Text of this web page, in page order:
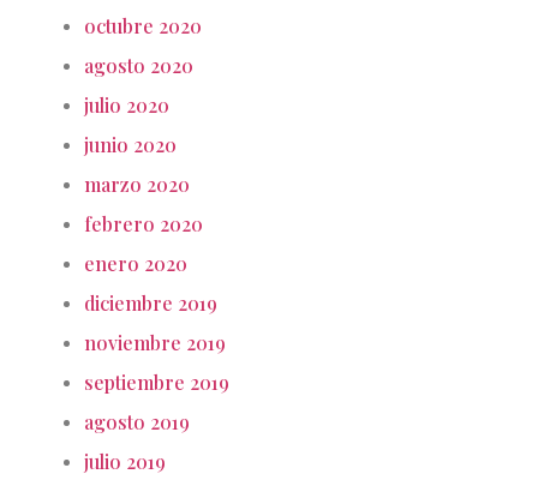
octubre 2020
agosto 2020
julio 2020
junio 2020
marzo 2020
febrero 2020
enero 2020
diciembre 2019
noviembre 2019
septiembre 2019
agosto 2019
julio 2019